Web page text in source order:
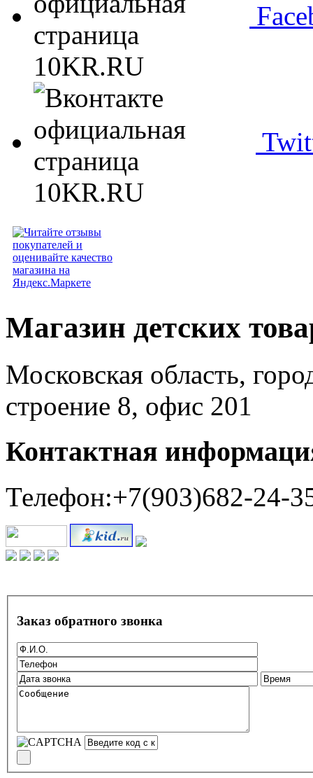
Магазин детских
Московская область,
строение 8, офис 201
Контактная
Телефон:+7(903)682-24-
Заказ обратного звонка